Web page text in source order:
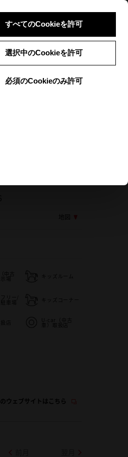
すべてのCookieを許可
選択中のCookieを許可
必須のCookieのみ許可
ログイン 検索 メニュー
メニュー
中古
U-car（中古
のウェブサイトはこちら